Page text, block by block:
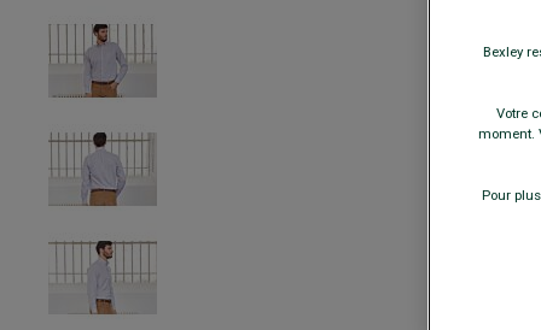
Bexley
Votre
moment.
Pour